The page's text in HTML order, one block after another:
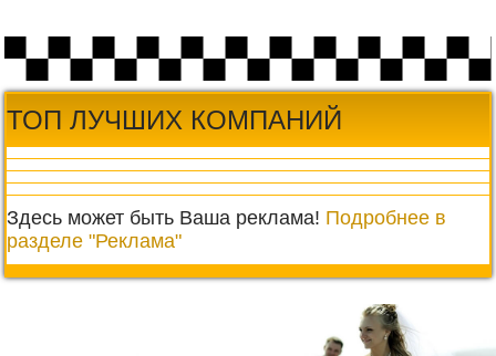
ТОП ЛУЧШИХ КОМПАНИЙ
Здесь может быть Ваша реклама! Подробнее в
разделе "Реклама"